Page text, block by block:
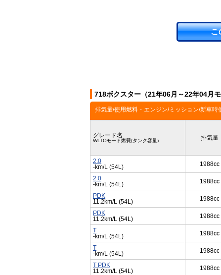
こ
718ボクスター（21年06月～22年04月
排気量/使用燃料・エンジン/ミッション/新車時
グレード名
WLTCモード燃費(タンク容量) 排気量
2.0
-km/L (54L)
1988cc
2.0
-km/L (54L)
1988cc
PDK
11.2km/L (54L)
1988cc
PDK
11.2km/L (54L)
1988cc
T
-km/L (54L)
1988cc
T
-km/L (54L)
1988cc
T PDK
11.2km/L (54L)
1988cc